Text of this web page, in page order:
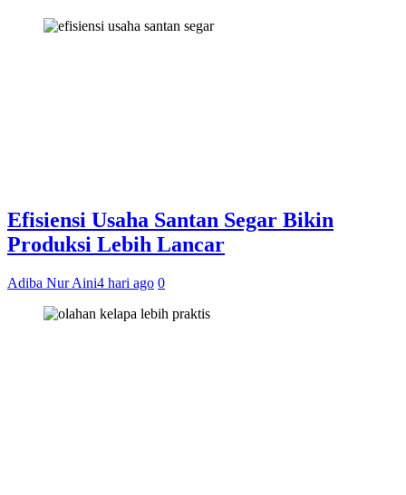
Efisiensi Usaha Santan Segar Bikin
Produksi Lebih Lancar
Adiba Nur Aini4 hari ago 0